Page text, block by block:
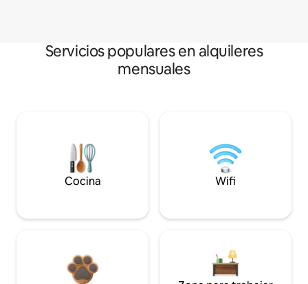
Servicios populares en alquileres
mensuales
Cocina Wifi